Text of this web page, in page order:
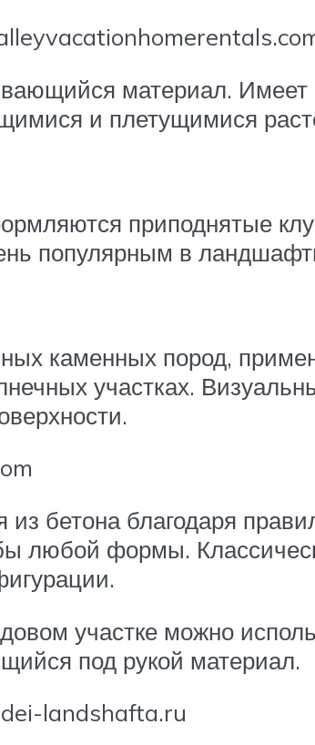
материал. Имеет
и плетущимися
приподнятые
популярным в
каменных пород,
участках.
из бетона благодаря
любой формы.
участке можно
под рукой материал.
landshafta.ru